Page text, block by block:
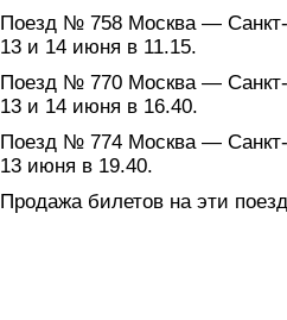
Поезд № 758 Москва — Санкт-
13 и 14 июня в 11.15.
Поезд № 770 Москва — Санкт-
13 и 14 июня в 16.40.
Поезд № 774 Москва — Санкт-
13 июня в 19.40.
Продажа билетов на эти